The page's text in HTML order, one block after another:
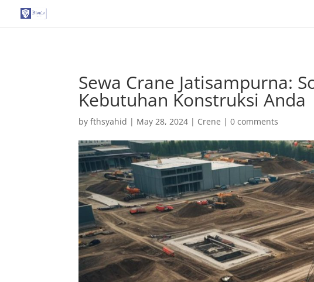
G-T3YPBRZG5Y
Sewa Crane Jatisampurna:
Kebutuhan Konstruksi Anda
byfthsyahid | May 28, 2024 | Crene |0 comments